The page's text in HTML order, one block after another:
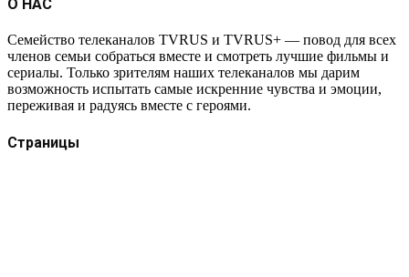
О НАС
Семейство телеканалов TVRUS и TVRUS+ — повод для всех
членов семьи собраться вместе и смотреть лучшие фильмы и
сериалы. Только зрителям наших телеканалов мы дарим
возможность испытать самые искренние чувства и эмоции,
переживая и радуясь вместе с героями.
Страницы